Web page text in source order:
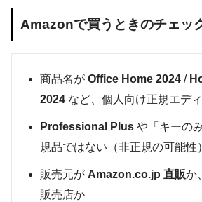
Amazonで買うときのチェッ
商品名が Office Home 2024 /
2024 など、個人向け正規エデ
Professional Plus や「キーの
規品ではない（非正規の可能性）
販売元が Amazon.co.jp 直販か
販売店か